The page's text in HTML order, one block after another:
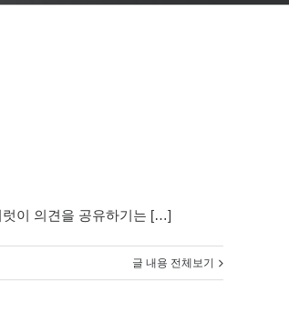
럿이 의견을 공유하기는 […]
글 내용 전체보기